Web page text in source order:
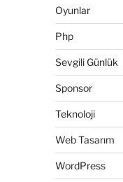
Oyunlar
Php
Sevgili Günlük
Sponsor
Teknoloji
Web Tasarım
WordPress